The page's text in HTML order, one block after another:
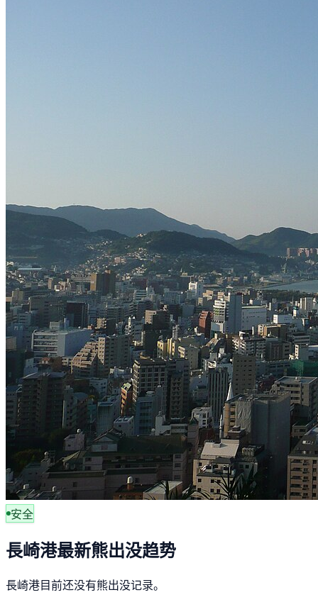
安全
長崎港最新熊出没趋势
長崎港目前还没有熊出没记录。